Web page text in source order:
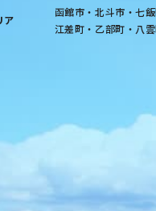
ア
函館市・北斗市・七
江差町・乙部町・八